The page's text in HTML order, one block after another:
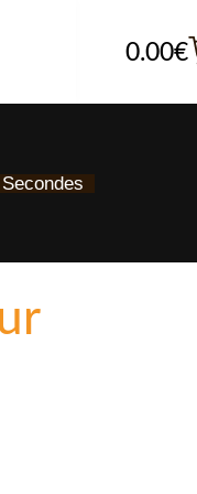
0.00€
Secondes